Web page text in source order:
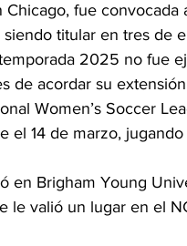
fue convocada
titular en tres de
2025 no fue
de acordar su
Women’s Soccer
el 14 de marzo,
en Brigham Young
le valió un lugar en el